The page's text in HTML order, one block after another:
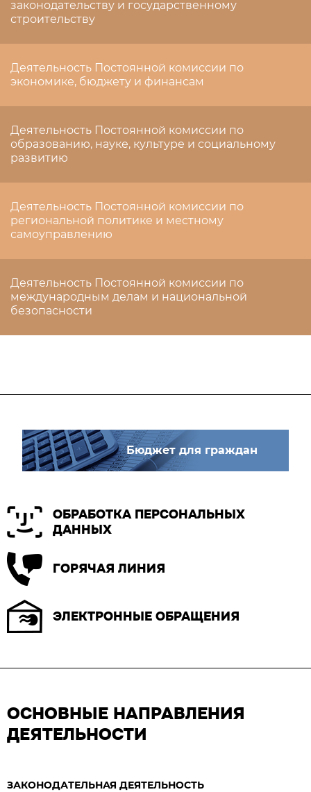
законодательству и государственному
строительству
Деятельность Постоянной комиссии по
экономике, бюджету и финансам
Деятельность Постоянной комиссии по
образованию, науке, культуре и социальному
развитию
Деятельность Постоянной комиссии по
региональной политике и местному
самоуправлению
Деятельность Постоянной комиссии по
международным делам и национальной
безопасности
Бюджет для граждан
ОБРАБОТКА ПЕРСОНАЛЬНЫХ
ДАННЫХ
ГОРЯЧАЯ ЛИНИЯ
ЭЛЕКТРОННЫЕ ОБРАЩЕНИЯ
ОСНОВНЫЕ НАПРАВЛЕНИЯ
ДЕЯТЕЛЬНОСТИ
ЗАКОНОДАТЕЛЬНАЯ ДЕЯТЕЛЬНОСТЬ